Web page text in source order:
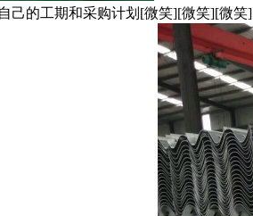
己的工期和采购计划[微笑][微笑][微笑]